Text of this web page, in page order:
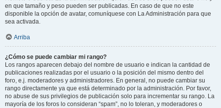
en que tamaño y peso pueden ser publicadas. En caso de que no este
disponible la opción de avatar, comuníquese con La Administración para que
sea activada.
Arriba
¿Cómo se puede cambiar mi rango?
Los rangos aparecen debajo del nombre de usuario e indican la cantidad de
publicaciones realizadas por el usuario o la posición del mismo dentro del
foro, e.j. moderadores y administradores. En general, no puede cambiar su
rango directamente ya que está determinado por la administración. Por favor,
no abuse de sus privilegios de publicación solo para incrementar su rango. La
mayoría de los foros lo consideran “spam”, no lo toleran, y moderadores o